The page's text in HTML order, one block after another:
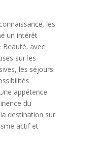
les
un intérêt
Beauté, avec
sur les
les séjours
appétence
du
destination sur
actif et